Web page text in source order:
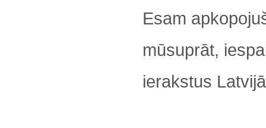
Esam
mūsuprāt,
ierakstus